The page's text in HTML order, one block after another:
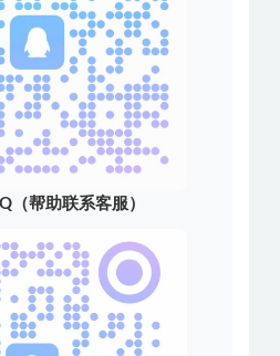
（帮助联系客服）